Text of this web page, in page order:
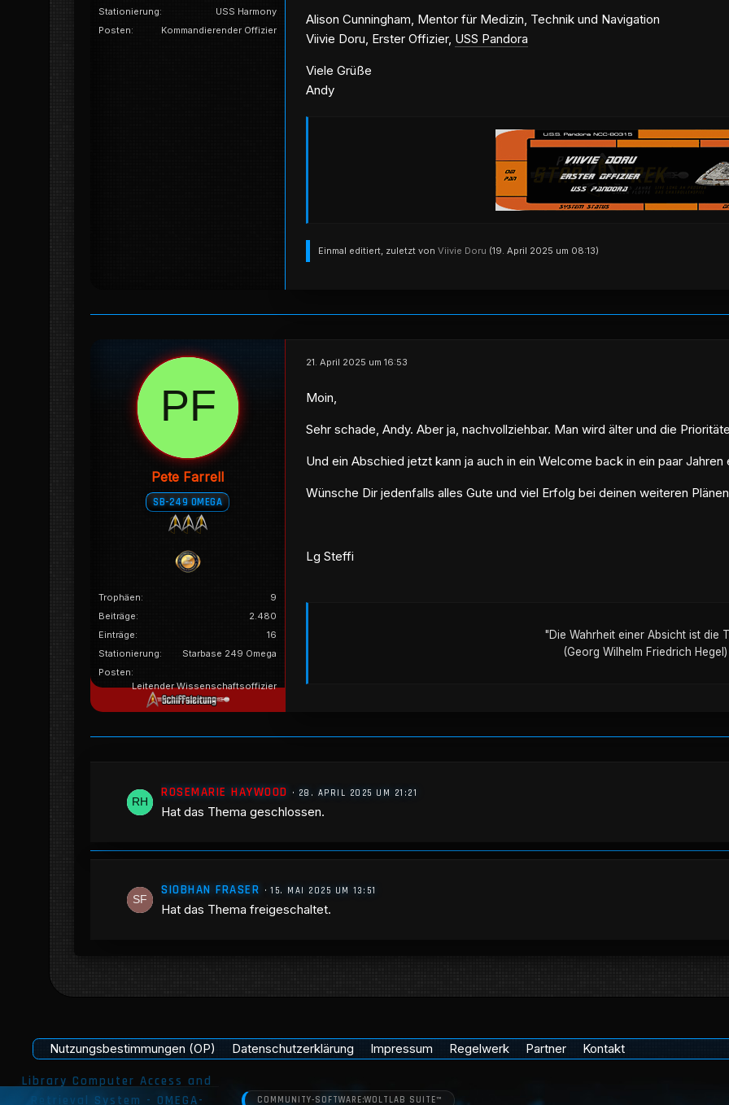
Stationierung
USS Harmony
Posten
Kommandierender Offizier
Alison Cunningham, Mentor für Medizin, Technik und Navigation
Viivie Doru, Erster Offizier, USS Pandora
Viele Grüße
Andy
Einmal editiert, zuletzt vonViivie Doru (19. April 2025 um 08:13)
Pete Farrell
SB-249 OMEGA
Trophäen
9
Beiträge
2.480
Einträge
16
Stationierung
Starbase 249 Omega
Posten
Leitender Wissenschaftsoffizier
21. April 2025 um 16:53
Moin,
Sehr schade, Andy. Aber ja, nachvollziehbar. Man wird älter und die
Und ein Abschied jetzt kann ja auch in ein Welcome back in ein paar
Wünsche Dir jedenfalls alles Gute und viel Erfolg bei deinen weiteren
Lg Steffi
"Die Wahrheit einer Absicht ist die
(Georg Wilhelm Friedrich Hegel)
ROSEMARIE HAYWOOD 28. APRIL 2025 UM 21:21
Hat das Thema geschlossen.
SIOBHAN FRASER 15. MAI 2025 UM 13:51
Hat das Thema freigeschaltet.
Nutzungsbestimmungen (OP) Datenschutzerklärung Impressum Regelwerk Partner Kontakt
COMMUNITY-SOFTWARE:WOLTLAB SUITE™